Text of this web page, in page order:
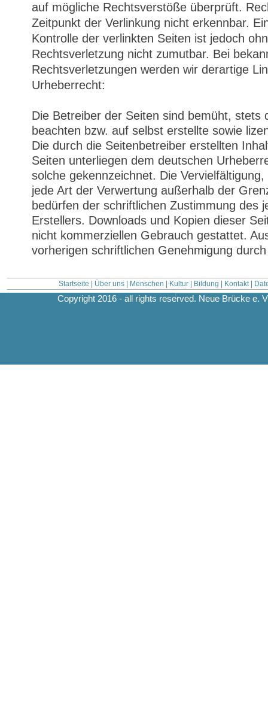
auf mögliche Rechtsverstöße überprüft.
Zeitpunkt der Verlinkung nicht erkennbar.
Kontrolle der verlinkten Seiten ist jedoch
Rechtsverletzung nicht zumutbar. Bei
Rechtsverletzungen werden wir derartige
Urheberrecht:
Die Betreiber der Seiten sind bemüht, stets
beachten bzw. auf selbst erstellte sowie
Die durch die Seitenbetreiber erstellten
Seiten unterliegen dem deutschen
solche gekennzeichnet. Die
jede Art der Verwertung außerhalb der
bedürfen der schriftlichen Zustimmung des
Erstellers. Downloads und Kopien dieser
nicht kommerziellen Gebrauch gestattet.
vorherigen schriftlichen Genehmigung
Startseite Über uns| Menschen Kultur| Bildung Kontakt|
Copyright 2016 - all rights reserved. Neue Brücke